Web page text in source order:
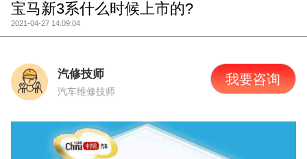
宝马新3系什么时候上市的?
2021-04-27 14:09:04
汽修技师
汽车维修技师
我要咨询